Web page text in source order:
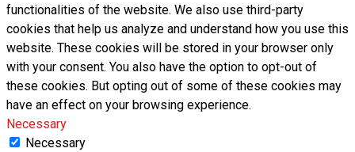
functionalities of the website. We also use third-party
cookies that help us analyze and understand how you use this
website. These cookies will be stored in your browser only
with your consent. You also have the option to opt-out of
these cookies. But opting out of some of these cookies may
have an effect on your browsing experience.
Necessary
Necessary